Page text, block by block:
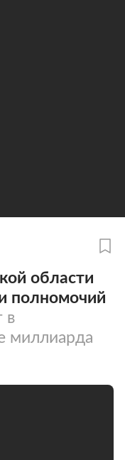
области
полномочий
в
миллиарда